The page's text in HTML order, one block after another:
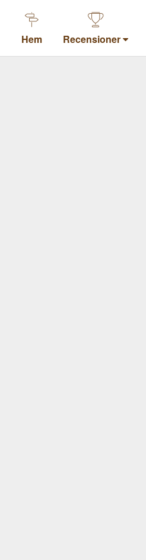
Hem Recensioner